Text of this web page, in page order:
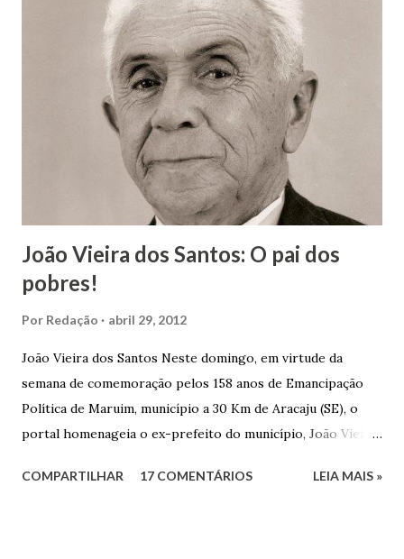
João Vieira dos Santos: O pai dos
pobres!
Por Redação abril 29, 2012
João Vieira dos Santos Neste domingo, em virtude da
semana de comemoração pelos 158 anos de Emancipação
Política de Maruim, município a 30 Km de Aracaju (SE), o
portal homenageia o ex-prefeito do município, João Vieira
Vieira dos Santos e Arlinda Barroso dos Santos, nasceu em
COMPARTILHAR 17 COMENTÁRIOS LEIA MAIS »